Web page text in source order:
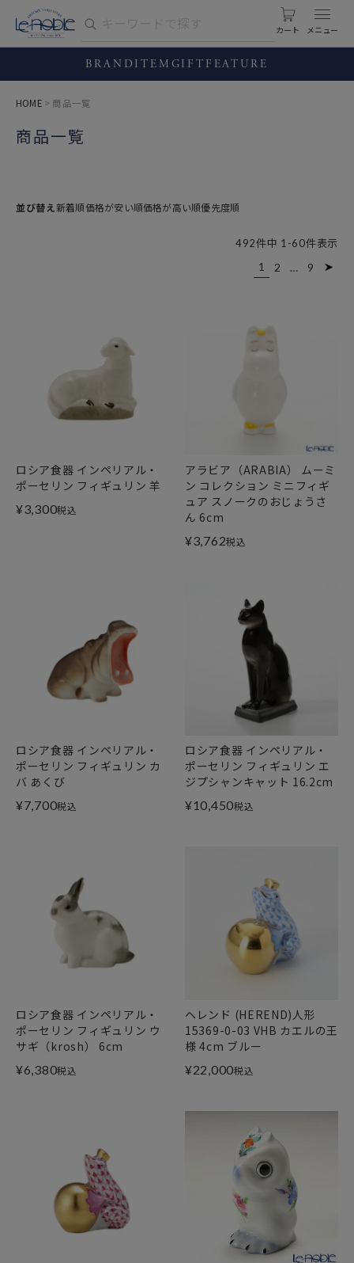
カート
BRANDITEM GIFT FEATURE
HOME 商品一覧
商品一覧
並び替え 新着順価格が安い順価格が高い順優先度順
492件中 1 -60件表示
1 2 … 9
ロシア食器 インペリアル・
ポーセリン フィギュリン 羊
¥3,300税込
アラビア（ARABIA） ムーミ
ン コレクション ミニフィギ
ュア スノークのおじょうさ
ん 6cm
¥3,762税込
ロシア食器 インペリアル・
ポーセリン フィギュリン カ
バ あくび
¥7,700税込
ロシア食器 インペリアル・
ポーセリン フィギュリン エ
ジプシャンキャット 16.2cm
¥10,450税込
ロシア食器 インペリアル・
ポーセリン フィギュリン ウ
サギ（krosh） 6cm
¥6,380税込
ヘレンド (HEREND)人形
15369-0-03 VHB カエルの王
様 4cm ブルー
¥22,000税込